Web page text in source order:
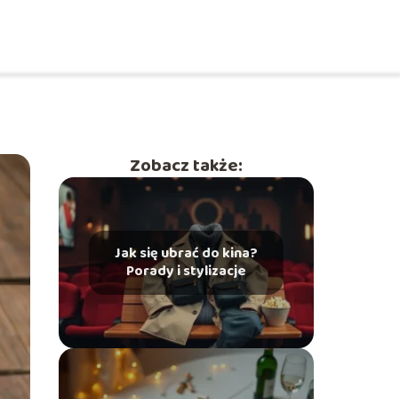
Zobacz także:
Jak się ubrać do kina?
Porady i stylizacje